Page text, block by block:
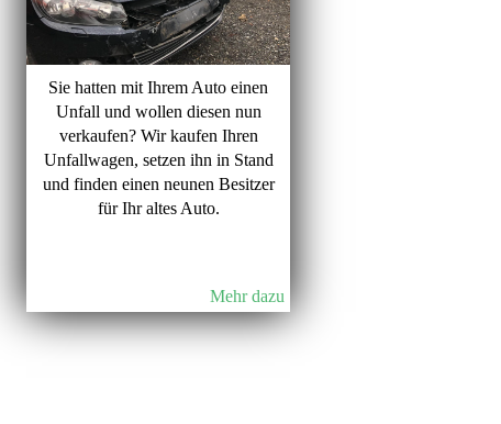
Sie hatten mit Ihrem Auto einen
Unfall und wollen diesen nun
verkaufen? Wir kaufen Ihren
Unfallwagen, setzen ihn in Stand
und finden einen neunen Besitzer
für Ihr altes Auto.
Mehr dazu